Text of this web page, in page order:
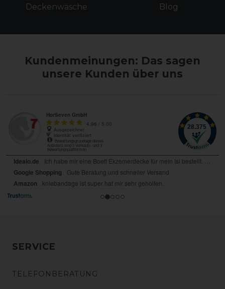
Deckenwäsche Blog
Kundenmeinungen: Das sagen
unsere Kunden über uns
SERVICE
TELEFONBERATUNG